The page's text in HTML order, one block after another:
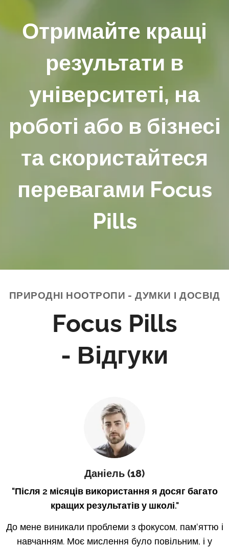
Отримайте кращі
результати в
університеті, на
роботі або в бізнесі
та скористайтеся
перевагами Focus
Pills
ПРИРОДНІ НООТРОПИ - ДУМКИ І ДОСВІД
Focus Pills
- Відгуки
Даніель (18)
"Після 2 місяців використання я досяг багато
кращих результатів у школі."
До мене виникали проблеми з фокусом, пам'яттю і
навчанням. Моє мислення було повільним, і у